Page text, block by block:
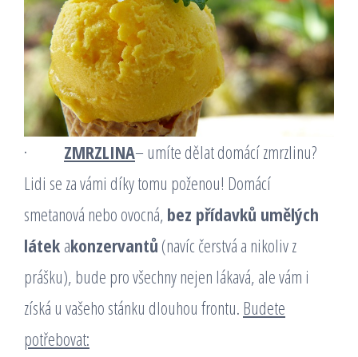
· ZMRZLINA– umíte dělat domácí zmrzlinu?
Lidi se za vámi díky tomu poženou! Domácí
smetanová nebo ovocná, bez přídavků umělých
látek akonzervantů (navíc čerstvá a nikoliv z
prášku), bude pro všechny nejen lákavá, ale vám i
získá u vašeho stánku dlouhou frontu. Budete
potřebovat: